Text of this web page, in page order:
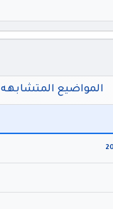
المواضيع المتشابهه